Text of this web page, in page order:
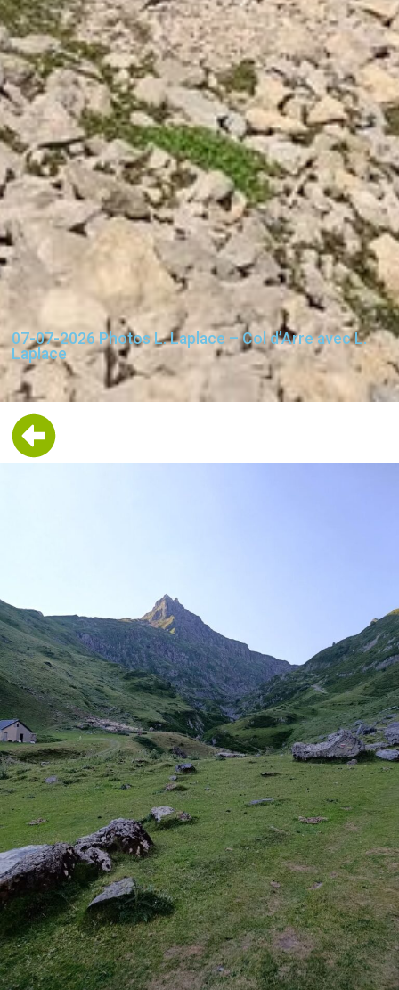
07-07-2026 Photos L. Laplace – Col d’Arre avec L.
Laplace